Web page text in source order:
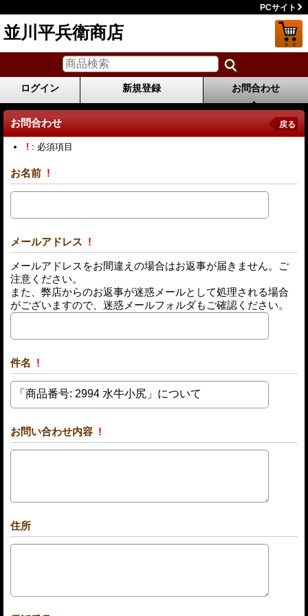
PCサイト
並川平兵衛商店
ログイン 新規登録 お問合わせ
お問合わせ 戻る
! : 必須項目
お名前 !
メールアドレス !
メールアドレスをお間違えの場合はお返事が届きません。ご
注意ください。
また、弊店からのお返事が迷惑メールとして処理される場合
がございますので、迷惑メールフォルダもご確認ください。
件名 !
お問い合わせ内容 !
住所